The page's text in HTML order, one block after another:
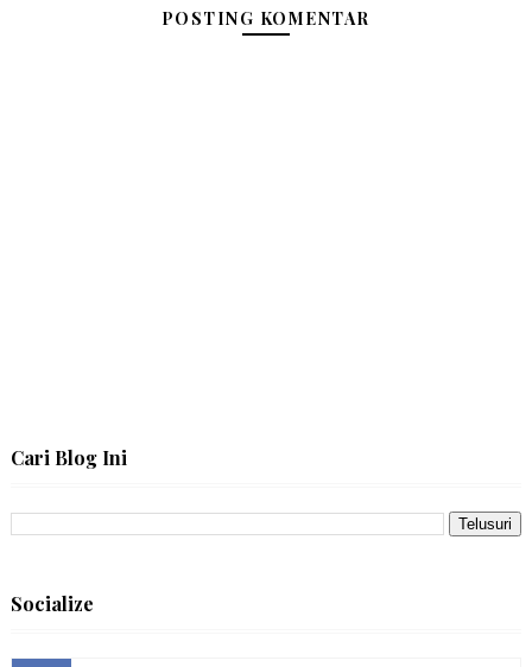
POSTING KOMENTAR
Cari Blog Ini
Socialize